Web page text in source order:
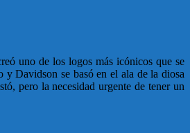
uno de los logos más icónicos que se
Davidson se basó en el ala de la diosa
pero la necesidad urgente de tener un